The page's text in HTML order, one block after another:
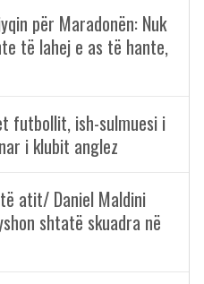
për Maradonën: Nuk
të lahej e as të hante,
futbollit, ish-sulmuesi i
i klubit anglez
atit/ Daniel Maldini
shtatë skuadra në